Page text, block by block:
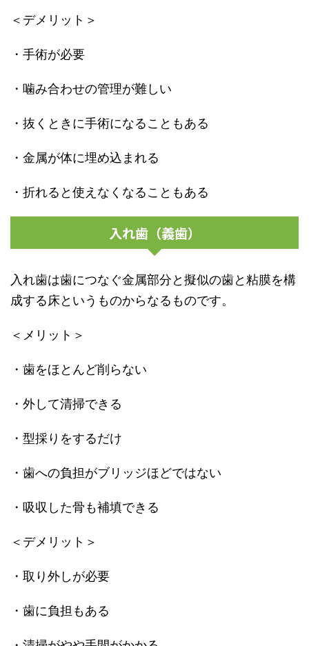
＜デメリット＞
・手術が必要
・噛み合わせの管理が難しい
・抜くときに手術になることもある
・金属が体に埋め込まれる
・折れると使えなくなることもある
入れ歯（義歯）
入れ歯は歯につなぐ金属部分と擬似の歯と粘膜を構
成する床というものからなるものです。
＜メリット＞
・歯をほとんど削らない
・外して清掃できる
・型採りをするだけ
・歯への負担がブリッジほどではない
・吸収した骨も補填できる
＜デメリット＞
・取り外しが必要
・歯に負担もある